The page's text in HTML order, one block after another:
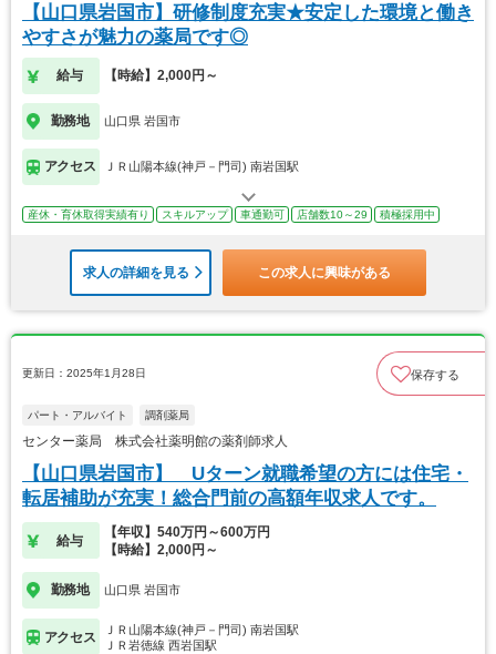
【山口県岩国市】研修制度充実★安定した環境と働き
やすさが魅力の薬局です◎
給与 【時給】2,000円～
勤務地 山口県 岩国市
アクセス ＪＲ山陽本線(神戸－門司) 南岩国駅
産休・育休取得実績有り スキルアップ 車通勤可 店舗数10～29 積極採用中
求人の詳細を見る この求人に興味がある
更新日：2025年1月28日 保存する
パート・アルバイト 調剤薬局
センター薬局 株式会社薬明館の薬剤師求人
【山口県岩国市】 Uターン就職希望の方には住宅・
転居補助が充実！総合門前の高額年収求人です。
給与
【年収】540万円～600万円
【時給】2,000円～
勤務地 山口県 岩国市
アクセス
ＪＲ山陽本線(神戸－門司) 南岩国駅
ＪＲ岩徳線 西岩国駅